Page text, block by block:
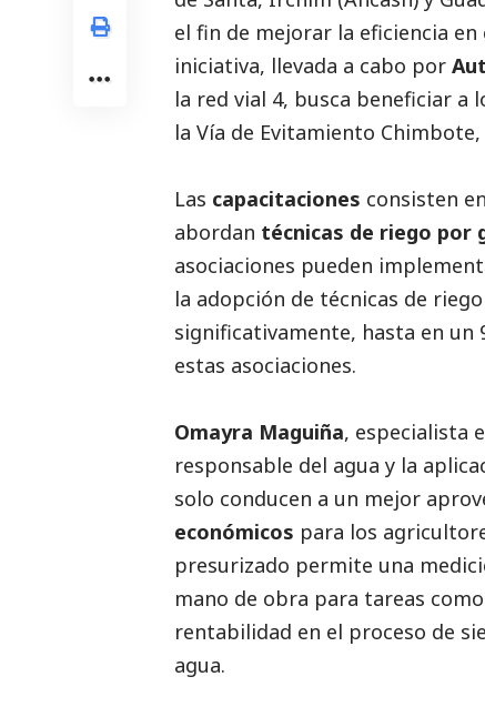
el fin de mejorar la eficiencia en
iniciativa, llevada a cabo por
la red vial 4, busca beneficiar a
la Vía de Evitamiento
Las capacitaciones consisten
abordan técnicas de riego por
asociaciones pueden
la adopción de técnicas de
significativamente, hasta en un
estas asociaciones.
Omayra Maguiña, especialista
responsable del agua y la
solo conducen a un mejor
económicos para los
presurizado permite una
mano de obra para tareas
rentabilidad en el proceso de
agua.